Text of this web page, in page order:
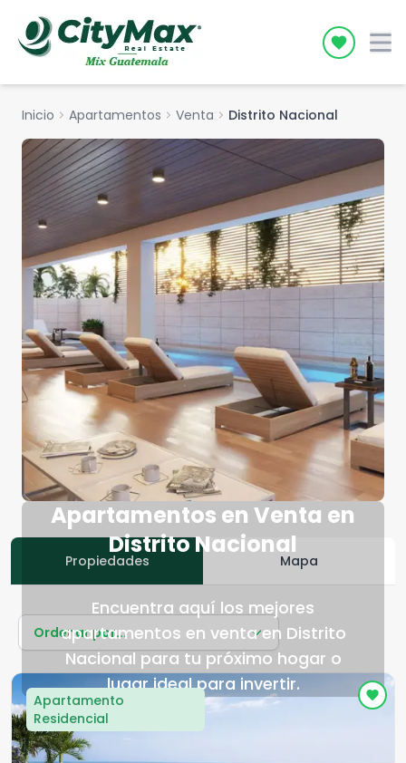
Icon
Inicio chevron_right Apartamentos chevron_right Venta chevron_right Distrito Nacional
Apartamentos en Venta en
Distrito Nacional
Encuentra aquí los mejores
apartamentos en venta en Distrito
Nacional para tu próximo hogar o
lugar ideal para invertir.
Propiedades Mapa
Ordenar por...
Apartamento
Residencial